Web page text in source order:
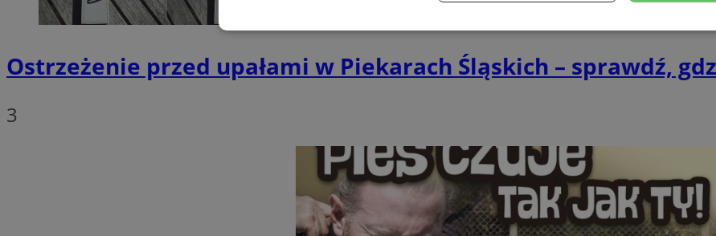
Ostrzeżenie przed upałami w Piekarach Śląskich – sprawdź,
3
Niezbędne Wydajność Targetowanie Funkcjonalność
Niezbędne Wydajność Targetowanie Funkcjonalność
Niezbędne pliki cookie umożliwiają korzystanie z podstawowych funkcji strony internetowej, takich jak
zarządzanie kontem. Bez niezbędnych plików cookie nie można prawidłowo korzystać ze strony
Nazwa Provider /Domena
Okres
przechowywania
Opis